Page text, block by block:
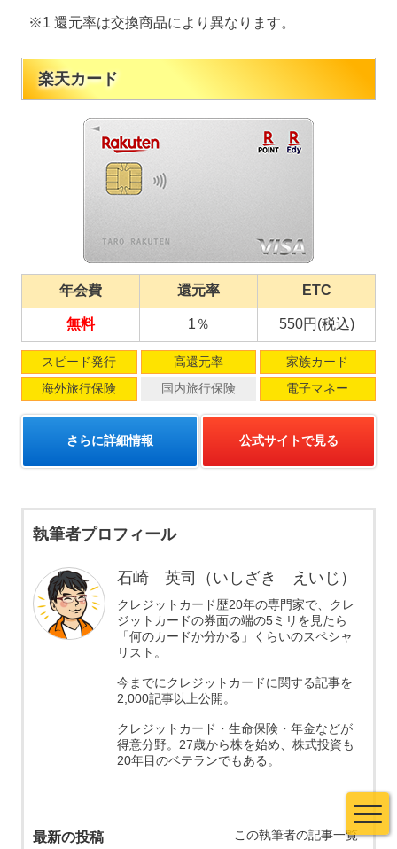
※1 還元率は交換商品により異なります。
楽天カード
年会費 還元率 ETC
無料 1％ 550円(税込)
スピード発行 高還元率
家族カード
海外旅行保険
国内旅行保険 電子マネー
さらに詳細情報 公式サイトで見る
執筆者プロフィール
石崎 英司（いしざき えいじ）
クレジットカード歴20年の専門家で、クレ
ジットカードの券面の端の5ミリを見たら
「何のカードか分かる」くらいのスペシャ
リスト。
今までにクレジットカードに関する記事を
2,000記事以上公開。
クレジットカード・生命保険・年金などが
得意分野。27歳から株を始め、株式投資も
20年目のベテランでもある。
最新の投稿 この執筆者の記事一覧